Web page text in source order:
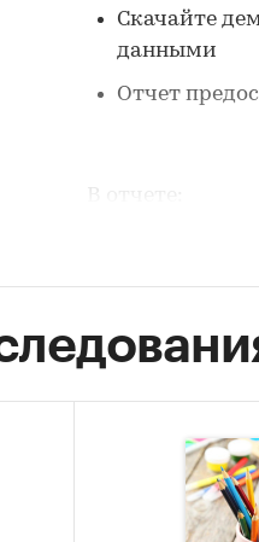
Скачайте
данными
Отчет
В отчете:
1. Данные по
Розничная
2000-2025,
Темпы